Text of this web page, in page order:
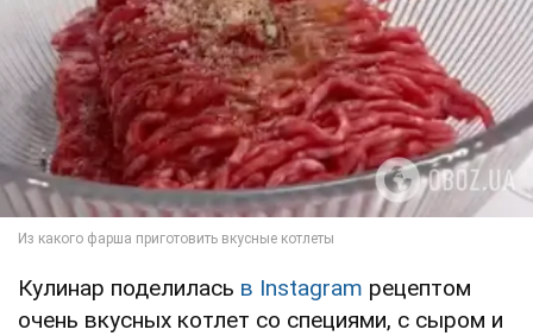
Кулинар поделилась в Instagram рецептом
очень вкусных котлет со специями, с сыром и